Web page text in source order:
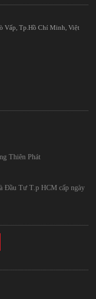
Vấp, Tp.Hồ Chí Minh, Việt
Thiên Phát
Đầu Tư T.p HCM cấp ngày